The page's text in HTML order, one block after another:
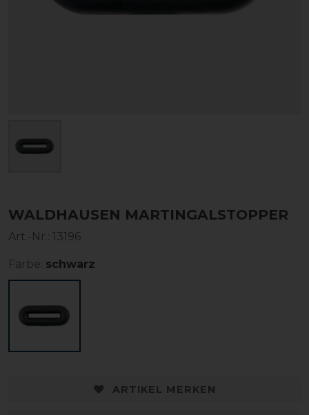
WALDHAUSEN MARTINGALSTOPPER
Art.-Nr.: 13196
Farbe: schwarz
ARTIKEL MERKEN